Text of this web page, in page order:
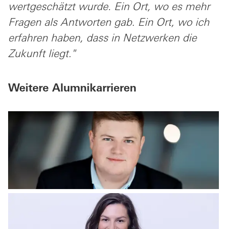
wertgeschätzt wurde. Ein Ort, wo es mehr
Fragen als Antworten gab. Ein Ort, wo ich
erfahren haben, dass in Netzwerken die
Zukunft liegt."
Weitere Alumnikarrieren